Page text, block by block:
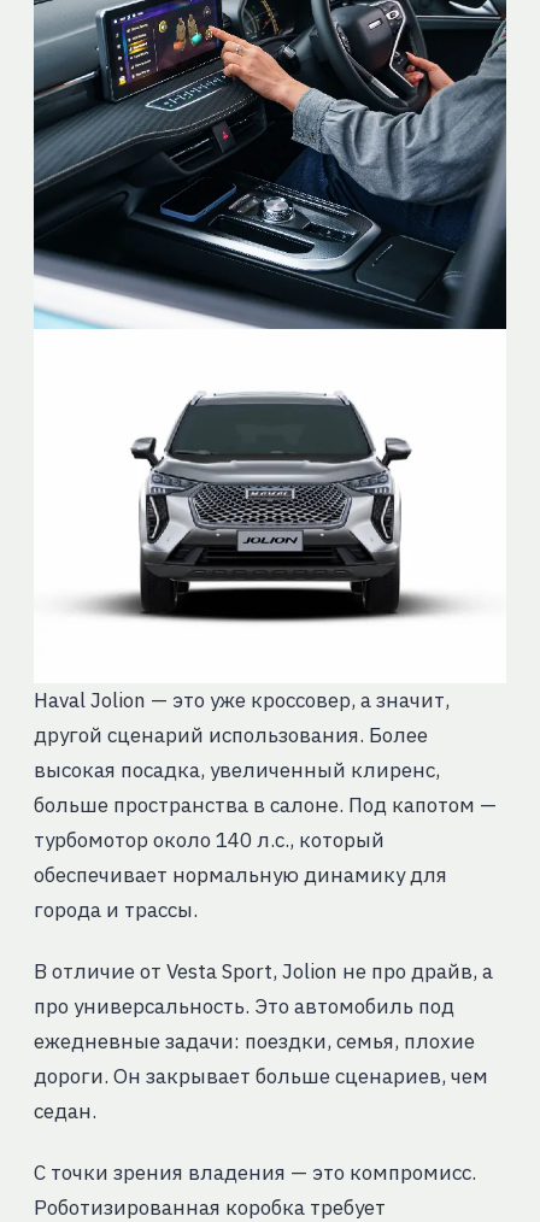
Haval Jolion — это уже кроссовер, а значит,
другой сценарий использования. Более
высокая посадка, увеличенный клиренс,
больше пространства в салоне. Под капотом —
турбомотор около 140 л.с., который
обеспечивает нормальную динамику для
города и трассы.
В отличие от Vesta Sport, Jolion не про драйв, а
про универсальность. Это автомобиль под
ежедневные задачи: поездки, семья, плохие
дороги. Он закрывает больше сценариев, чем
седан.
С точки зрения владения — это компромисс.
Роботизированная коробка требует